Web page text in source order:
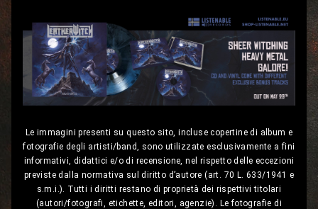
Le immagini presenti su questo sito, incluse copertine di album e
fotografie degli artisti/band, sono utilizzate esclusivamente a fini
informativi, didattici e/o di recensione, nel rispetto delle eccezioni
previste dalla normativa sul diritto d’autore (art. 70 L. 633/1941 e
s.m.i.). Tutti i diritti restano di proprietà dei rispettivi titolari
(autori/fotografi, etichette, editori, agenzie). Le fotografie di